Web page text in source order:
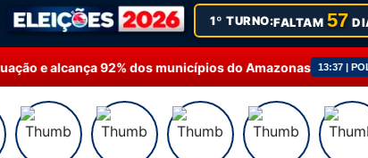
1º TURNO:FALTAM 57
92% dos municípios do Amazonas 13:37 | POLÍTICA Fausto